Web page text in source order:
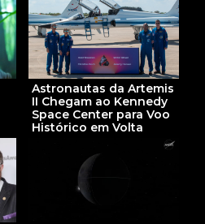
Astronautas da Artemis
II Chegam ao Kennedy
Space Center para Voo
Histórico em Volta